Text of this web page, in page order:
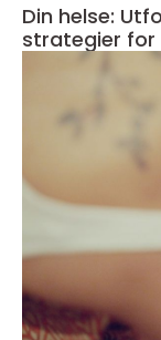
Din helse:
strategier